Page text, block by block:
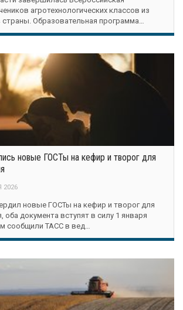
агротехнологических классов из
Образовательная программа…
новые ГОСТы на кефир и творог для
новые ГОСТы на кефир и творог для
оба документа вступят в силу 1 января
сообщили ТАСС в вед…